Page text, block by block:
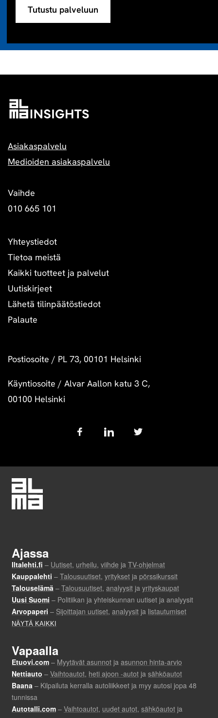
Tutustu palveluun
Asiakaspalvelu
Medioiden asiakaspalvelu
Vaihde
010 665 101
Yhteystiedot
Tietoa meistä
Kaikki tuotteet ja palvelut
Uutiskirjeet
Lähetä tilinpäätöstiedot
Palaute
Postiosoite / PL 73, 00101 Helsinki
Käyntiosoite / Alvar Aallon katu 3 C,
00100 Helsinki